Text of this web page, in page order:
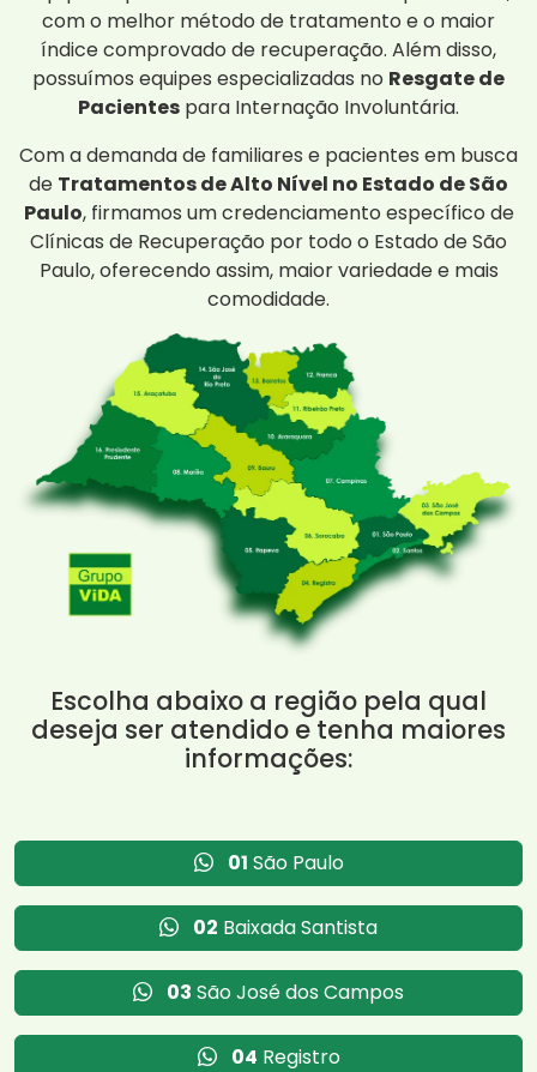
com o melhor método de tratamento e o maior
índice comprovado de recuperação. Além disso,
possuímos equipes especializadas no Resgate de
Pacientes para Internação Involuntária.
Com a demanda de familiares e pacientes em busca
de Tratamentos de Alto Nível no Estado de São
Paulo, firmamos um credenciamento específico de
Clínicas de Recuperação por todo o Estado de São
Paulo, oferecendo assim, maior variedade e mais
comodidade.
Escolha abaixo a região pela qual
deseja ser atendido e tenha maiores
informações:
01 São Paulo
02 Baixada Santista
03 São José dos Campos
04 Registro